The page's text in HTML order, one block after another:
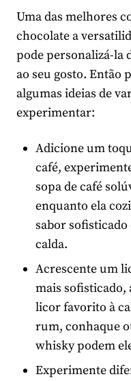
Uma das melhores
chocolate a
pode personalizá-la
ao seu gosto. Então
algumas ideias de
experimentar:
Adicione um
café,
sopa de café
enquanto ela
sabor
calda.
Acrescente um
mais sofisticado,
licor favorito à
rum, conhaque
whisky podem
Experimente